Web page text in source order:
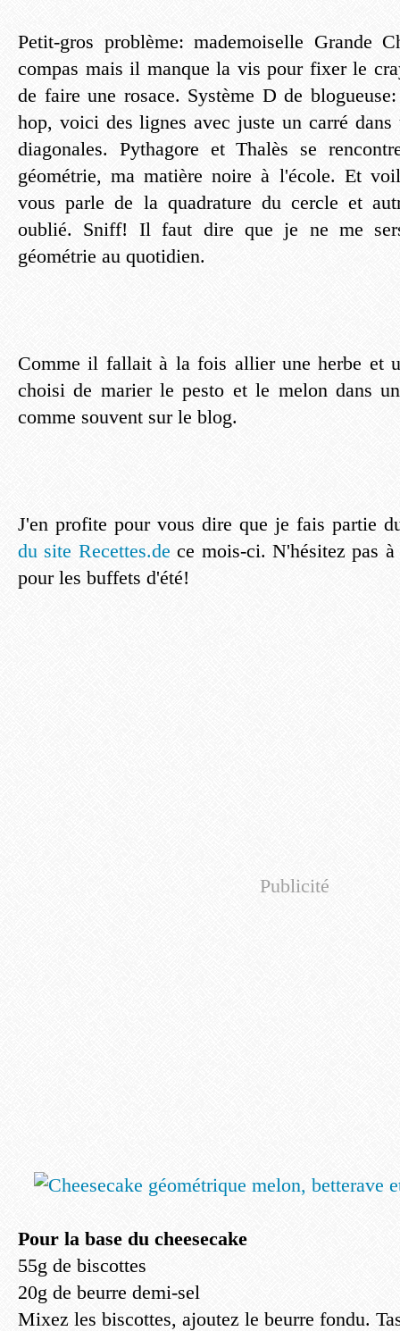
Petit-gros problème: mademoiselle Grande
compas mais il manque la vis pour fixer le
de faire une rosace. Système D de
hop, voici des lignes avec juste un carré dans
diagonales. Pythagore et Thalès se
géométrie, ma matière noire à l'école. Et
vous parle de la quadrature du cercle et
oublié. Sniff! Il faut dire que je ne me
géométrie au quotidien.
Comme il fallait à la fois allier une herbe et
choisi de marier le pesto et le melon dans
comme souvent sur le blog.
J'en profite pour vous dire que je fais partie
du site Recettes.de ce mois-ci. N'hésitez pas
pour les buffets d'été!
Publicité
Pour la base du cheesecake
55g de biscottes
20g de beurre demi-sel
Mixez les biscottes, ajoutez le beurre fondu.